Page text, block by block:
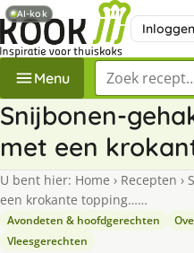
Inloggen
Menu Zoek een recept
Snijbonen-
met een
U bent hier: Home › Recepten ›
een krokante topping……
Avondeten & hoofdgerechten
Vleesgerechten
AI-kok